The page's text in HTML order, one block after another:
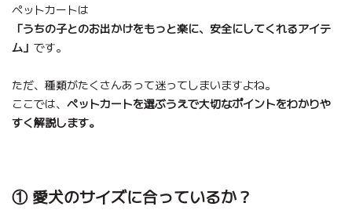
ペットカートは
「うちの子とのお出かけをもっと楽に、安全にしてくれるアイテ
ム」 です。
ただ、種類がたくさんあって迷ってしまいますよね。
ここでは、 ペットカートを選ぶうえで大切なポイントをわかりや
すく解説します。
① 愛犬のサイズに合っているか？